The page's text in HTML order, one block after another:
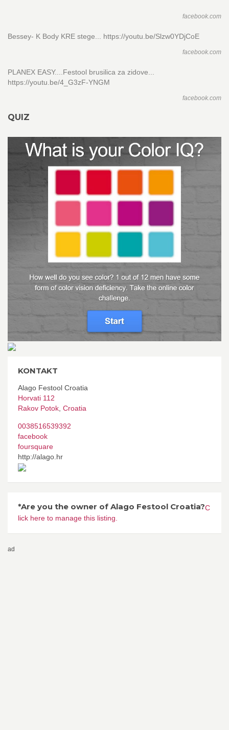
facebook.com
Bessey- K Body KRE stege... https://youtu.be/Slzw0YDjCoE
facebook.com
PLANEX EASY....Festool brusilica za zidove...
https://youtu.be/4_G3zF-YNGM
facebook.com
QUIZ
KONTAKT
Alago Festool Croatia
Horvati 112
Rakov Potok Croatia
0038516539392
facebook
foursquare
http://alago.hr
*Are you the owner of Alago Festool Croatia?C
lick here to manage this listing.
ad